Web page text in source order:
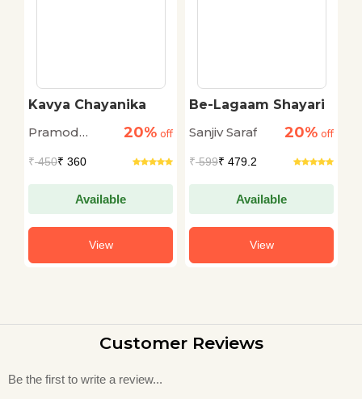
Kavya Chayanika
Pramod
20% off
₹450₹ 360
Available
View
Be-Lagaam Shayari
Sanjiv Saraf
20% off
₹599₹ 479.2
Available
View
Customer Reviews
Be the first to write a review...